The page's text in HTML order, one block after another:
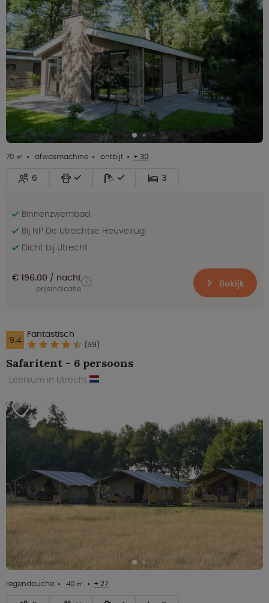
70 ㎡ afwasmachine ontbijt + 30
6 3
Binnenzwembad
Bij NP De Utrechtse Heuvelrug
Dicht bij Utrecht
€ 196.00 nacht
prijsindicatie Bekijk
9.4 Fantastisch
(59)
Safaritent - 6 persoons
Leersum in Utrecht
regendouche 40 ㎡ + 27